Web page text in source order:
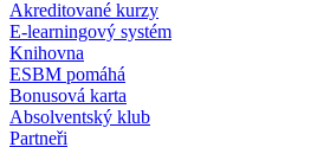
Akreditované kurzy
E-learningový systém
Knihovna
ESBM pomáhá
Bonusová karta
Absolventský klub
Partneři